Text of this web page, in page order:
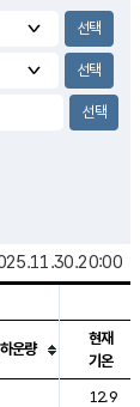
등을 안내한 표입
운량
현재
기온
12.9